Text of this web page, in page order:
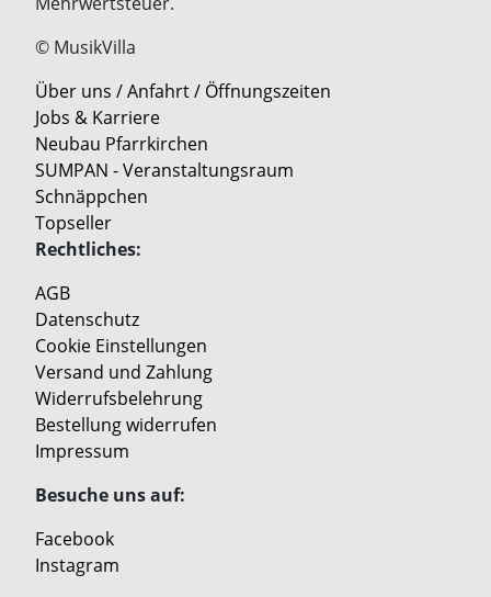
© MusikVilla
Über uns / Anfahrt / Öffnungszeiten
Jobs & Karriere
Neubau Pfarrkirchen
SUMPAN - Veranstaltungsraum
Schnäppchen
Topseller
Rechtliches:
AGB
Datenschutz
Cookie Einstellungen
Versand und Zahlung
Widerrufsbelehrung
Bestellung widerrufen
Impressum
Besuche uns auf:
Facebook
Instagram